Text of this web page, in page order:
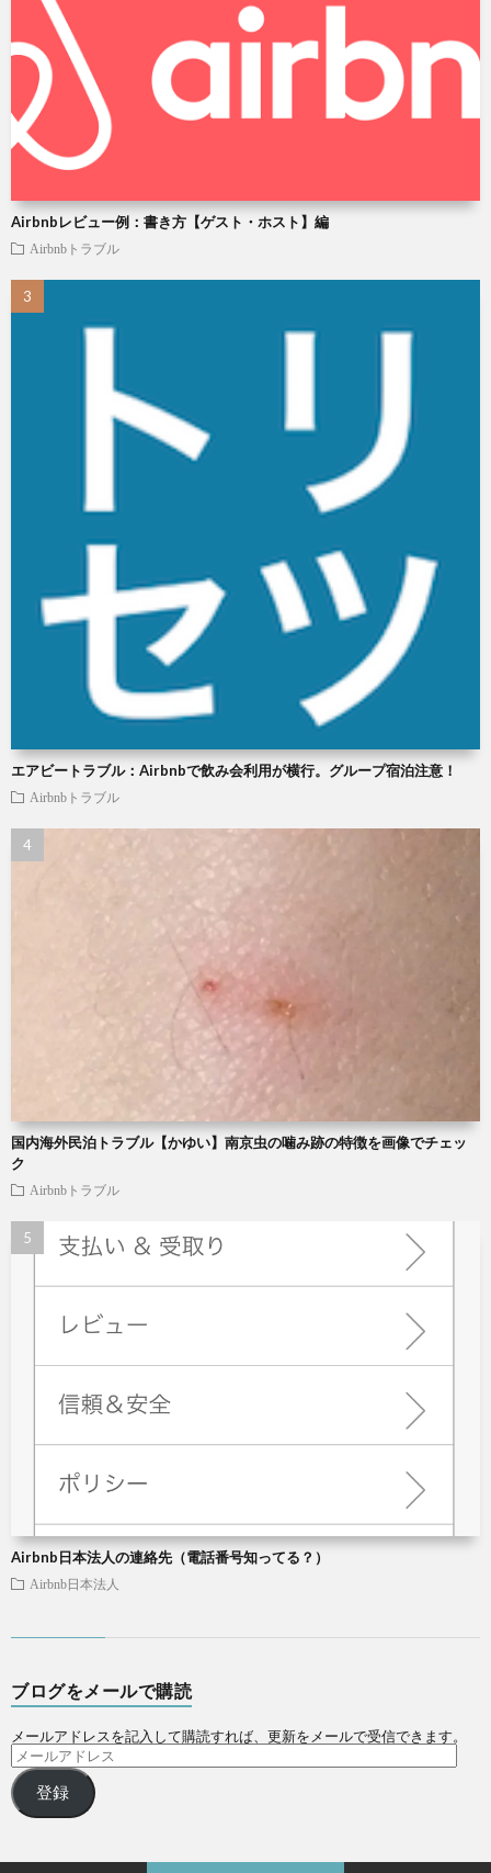
Airbnbレビュー例：書き方【ゲスト・ホスト】編
Airbnbトラブル
エアビートラブル：Airbnbで飲み会利用が横行。グループ宿泊注意！
Airbnbトラブル
国内海外民泊トラブル【かゆい】南京虫の噛み跡の特徴を画像でチェッ
ク
Airbnbトラブル
Airbnb日本法人の連絡先（電話番号知ってる？）
Airbnb日本法人
ブログをメールで購読
メールアドレスを記入して購読すれば、更新をメールで受信できます。
登録